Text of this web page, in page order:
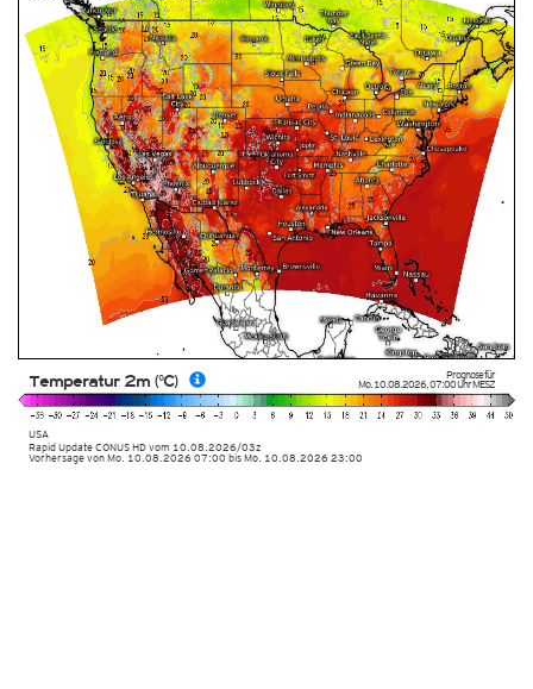
Prognose für
Mo. 10.08.2026,07:00 UhrMESZ
USA
Rapid Update CONUS HDvom 10.08.2026/03z
Temperatur 2m (°C)
Vorhersage von Mo. 10.08.2026 07:00 bis Mo. 10.08.2026 23:00